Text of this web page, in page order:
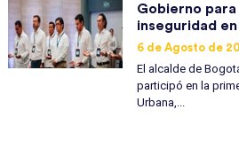
Gobierno
inseguridad
6 de Agosto de
El alcalde de
participó en la
Urbana,...